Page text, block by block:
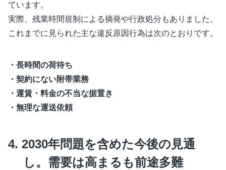
ています。
実際、残業時間規制による摘発や行政処分もありました。
これまでに見られた主な違反原因行為は次のとおりです。
・長時間の荷待ち
・契約にない附帯業務
・運賃・料金の不当な据置き
・無理な運送依頼
2030年問題を含めた今後の見通
し。需要は高まるも前途多難